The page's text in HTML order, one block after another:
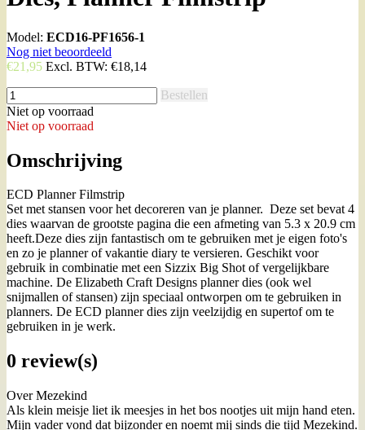
Model: ECD16-PF1656-1
Nog niet beoordeeld
€21,95 Excl. BTW: €18,14
Bestellen
Niet op voorraad
Niet op voorraad
Omschrijving
ECD Planner Filmstrip
Set met stansen voor het decoreren van je planner. Deze set bevat 4
dies waarvan de grootste pagina die een afmeting van 5.3 x 20.9 cm
heeft.Deze dies zijn fantastisch om te gebruiken met je eigen foto's
en zo je planner of vakantie diary te versieren. Geschikt voor
gebruik in combinatie met een Sizzix Big Shot of vergelijkbare
machine. De Elizabeth Craft Designs planner dies (ook wel
snijmallen of stansen) zijn speciaal ontworpen om te gebruiken in
planners. De ECD planner dies zijn veelzijdig en supertof om te
gebruiken in je werk.
0 review(s)
Over Mezekind
Als klein meisje liet ik meesjes in het bos nootjes uit mijn hand eten.
Mijn vader vond dat bijzonder en noemt mij sinds die tijd Mezekind.